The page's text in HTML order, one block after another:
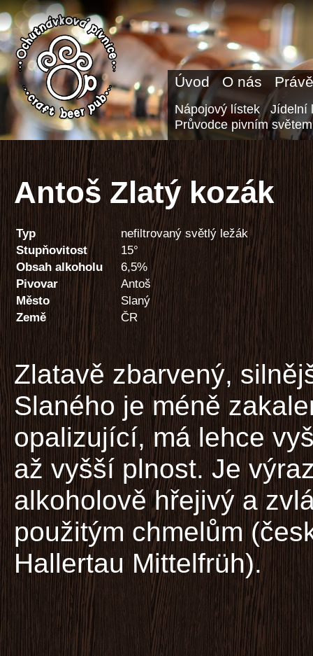
Úvod O nás
Nápojový lístek
Jídelní
Průvodce pivním světem
Antoš Zlatý kozák
Typ
nefiltrovaný světlý ležák
Stupňovitost
15°
Obsah alkoholu
6,5%
Pivovar
Antoš
Město
Slaný
Země
ČR
Zlatavě zbarvený,
Slaného je méně
opalizující, má lehce
až vyšší plnost. Je
alkoholově hřejivý a
použitým chmelům
Hallertau Mittelfrüh).